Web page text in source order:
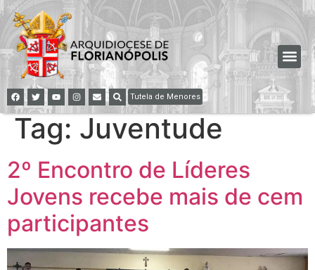
Tutela de Menores
Tag: Juventude
2º Encontro de Líderes
Jovens recebe mais de cem
participantes